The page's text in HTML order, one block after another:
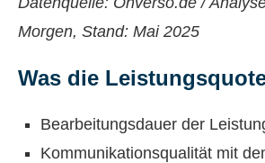
Morgen, Stand: Mai 2025
Was die
Bearbeitungsdauer der
Kommunikationsqualität mit